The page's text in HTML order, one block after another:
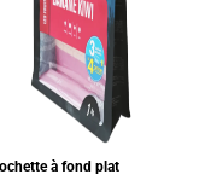
à fond plat